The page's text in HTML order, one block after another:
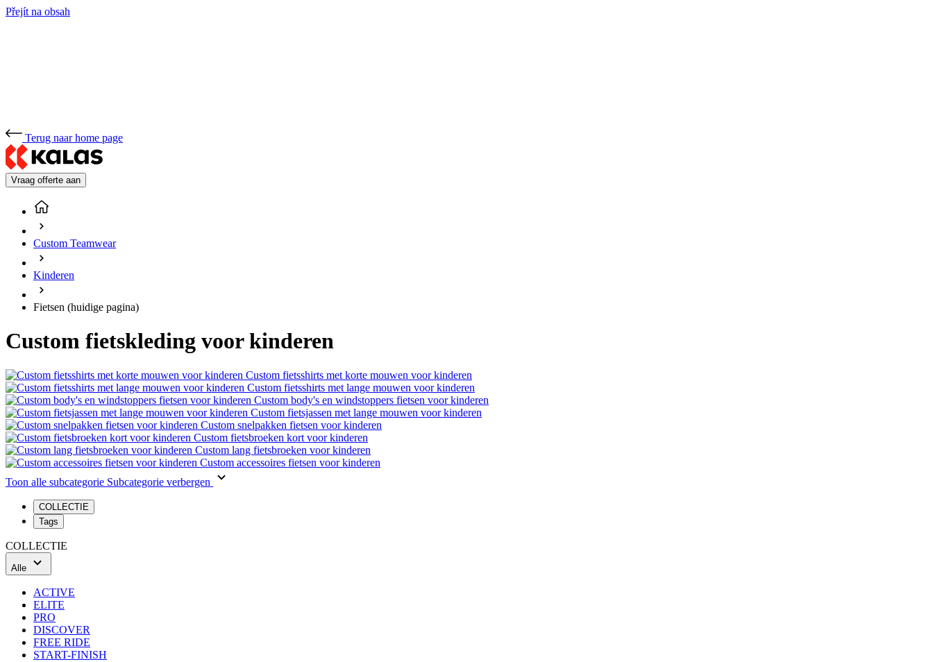
Přejít na obsah
Terug naar home page
Vraag offerte aan
Custom Teamwear
Kinderen
Fietsen (huidige pagina)
Custom fietskleding voor kinderen
Custom fietsshirts met korte mouwen voor kinderen
Custom fietsshirts met lange mouwen voor kinderen
Custom body's en windstoppers fietsen voor kinderen
Custom fietsjassen met lange mouwen voor kinderen
Custom snelpakken fietsen voor kinderen
Custom fietsbroeken kort voor kinderen
Custom lang fietsbroeken voor kinderen
Custom accessoires fietsen voor kinderen
Toon alle subcategorie Subcategorie verbergen
COLLECTIE
Tags
COLLECTIE
Alle
ACTIVE
ELITE
PRO
DISCOVER
FREE RIDE
START-FINISH